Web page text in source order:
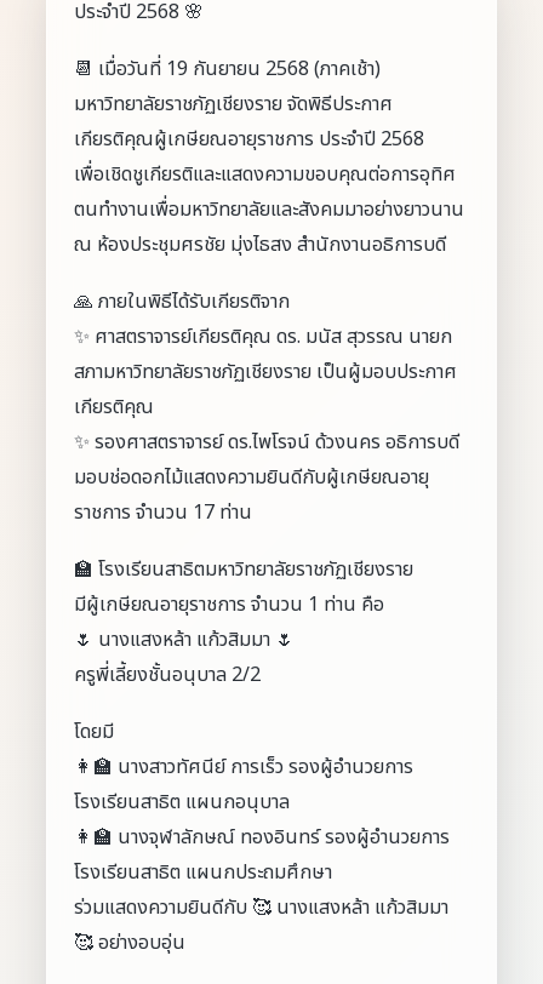
ประจำปี 2568 🌸
📆 เมื่อวันที่ 19 กันยายน 2568 (ภาคเช้า)
มหาวิทยาลัยราชภัฏเชียงราย จัดพิธีประกาศ
เกียรติคุณผู้เกษียณอายุราชการ ประจำปี 2568
เพื่อเชิดชูเกียรติและแสดงความขอบคุณต่อการอุทิศ
ตนทำงานเพื่อมหาวิทยาลัยและสังคมมาอย่างยาวนาน
ณ ห้องประชุมศรชัย มุ่งไธสง สำนักงานอธิการบดี
🙏 ภายในพิธีได้รับเกียรติจาก
✨ ศาสตราจารย์เกียรติคุณ ดร. มนัส สุวรรณ นายก
สภามหาวิทยาลัยราชภัฏเชียงราย เป็นผู้มอบประกาศ
เกียรติคุณ
✨ รองศาสตราจารย์ ดร.ไพโรจน์ ด้วงนคร อธิการบดี
มอบช่อดอกไม้แสดงความยินดีกับผู้เกษียณอายุ
ราชการ จำนวน 17 ท่าน
🏫 โรงเรียนสาธิตมหาวิทยาลัยราชภัฏเชียงราย
มีผู้เกษียณอายุราชการ จำนวน 1 ท่าน คือ
🌷 นางแสงหล้า แก้วสิมมา 🌷
ครูพี่เลี้ยงชั้นอนุบาล 2/2
โดยมี
👩‍🏫 นางสาวทัศนีย์ การเร็ว รองผู้อำนวยการ
โรงเรียนสาธิต แผนกอนุบาล
👩‍🏫 นางจุฬาลักษณ์ ทองอินทร์ รองผู้อำนวยการ
โรงเรียนสาธิต แผนกประถมศึกษา
ร่วมแสดงความยินดีกับ 🥰 นางแสงหล้า แก้วสิมมา
🥰 อย่างอบอุ่น